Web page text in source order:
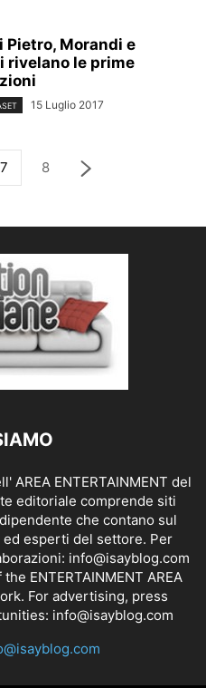
Pietro, Morandi e
rivelano le prime
15 Luglio 2017
7 8
ENTERTAINMENT del
editoriale comprende siti
che contano sul
esperti del settore. Per
info@isayblog.com
ENTERTAINMENT AREA
For advertising, press
info@isayblog.com